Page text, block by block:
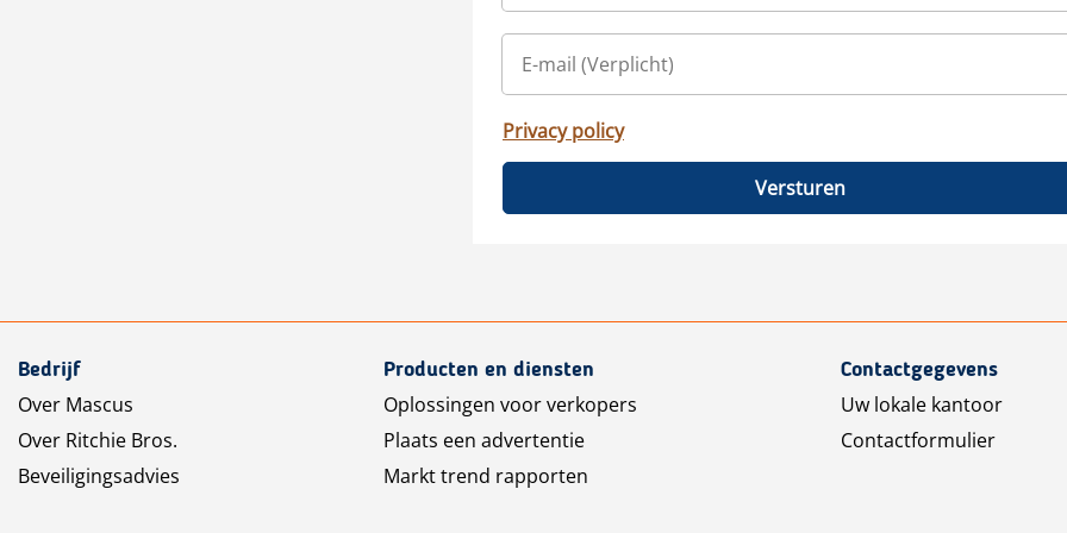
Privacy policy
Versturen
Bedrijf
Over Mascus
Over Ritchie Bros.
Beveiligingsadvies
Producten en diensten
Oplossingen voor verkopers
Plaats een advertentie
Markt trend rapporten
Contactgegevens
Uw lokale kantoor
Contactformulier